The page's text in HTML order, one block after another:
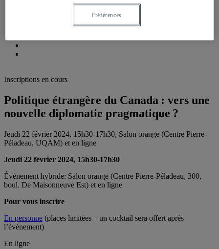
Inscriptions en cours
Politique étrangère du Canada : vers une
nouvelle diplomatie pragmatique ?
Jeudi 22 février 2024, 15h30-17h30, Salon orange (Centre Pierre-
Péladeau, UQAM) et en ligne
Jeudi 22 février 2024, 15h30-17h30
Événement hybride: Salon orange (Centre Pierre-Péladeau, 300,
boul. De Maisonneuve Est) et en ligne
Pour vous inscrire
En personne (places limitées – un cocktail sera offert après
l’événement)
En ligne
Préférences